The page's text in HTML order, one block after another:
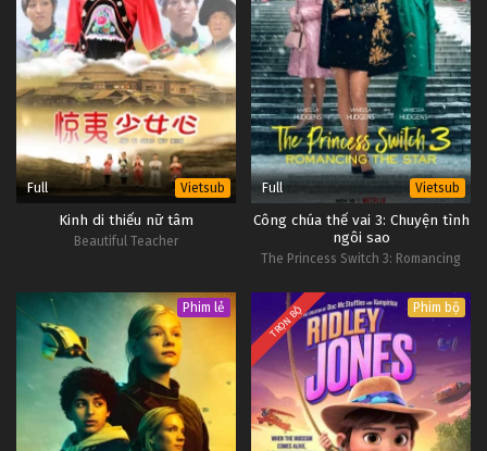
Full Vietsub
Kinh di thiếu nữ tâm
Beautiful Teacher
Full Vietsub
Công chúa thế vai 3: Chuyện tình
ngôi sao
The Princess Switch 3: Romancing
Phim lẻ
TRỌN BỘ Phim bộ